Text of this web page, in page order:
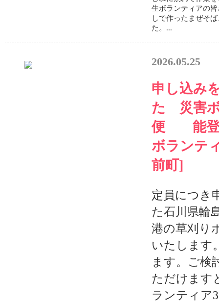
生ボランティアの
しで作ったまぜそ
た。...
2026.05.25
申し込み
た 災害
便 能登
ボランテ
前町]
定員につき
た石川県輪
港の草刈り
いたします
ます。ご検
ただけます
ランティア